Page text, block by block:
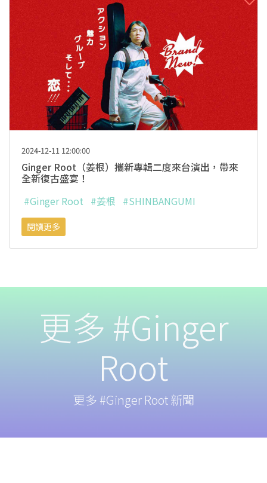
2024-12-11 12:00:00
Ginger Root（姜根）攜新專輯二度來台演出，帶來
全新復古盛宴！
#Ginger Root #姜根 #SHINBANGUMI
閱讀更多
更多 #Ginger
Root
更多 #Ginger Root 新聞